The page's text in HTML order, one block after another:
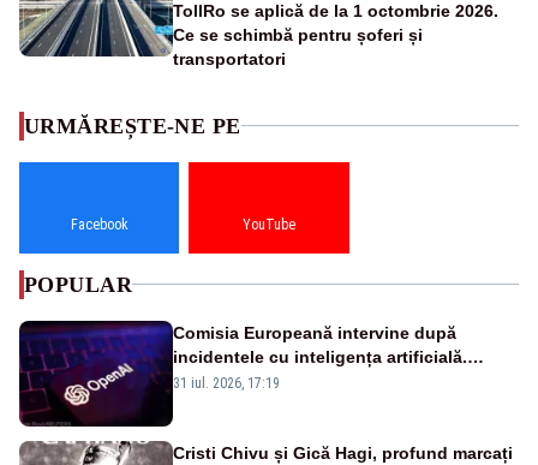
TollRo se aplică de la 1 octombrie 2026.
Ce se schimbă pentru șoferi și
transportatori
URMĂREȘTE-NE PE
Facebook YouTube
POPULAR
Comisia Europeană intervine după
incidentele cu inteligența artificială.
OpenAI și Anthropic, vizate
31 iul. 2026, 17:19
Cristi Chivu și Gică Hagi, profund marcați